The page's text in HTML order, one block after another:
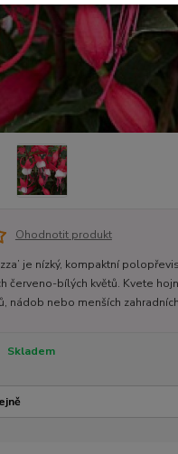
Ohodnotit produkt
je nízký, kompaktní
červeno-bílých květů. Kvete
nádob nebo menších
Skladem